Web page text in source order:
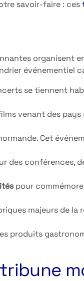
savoir-faire : ces
organisent
événementiel
se tiennent
venant des pays
Cet
des conférences,
pour
majeurs de la
produits